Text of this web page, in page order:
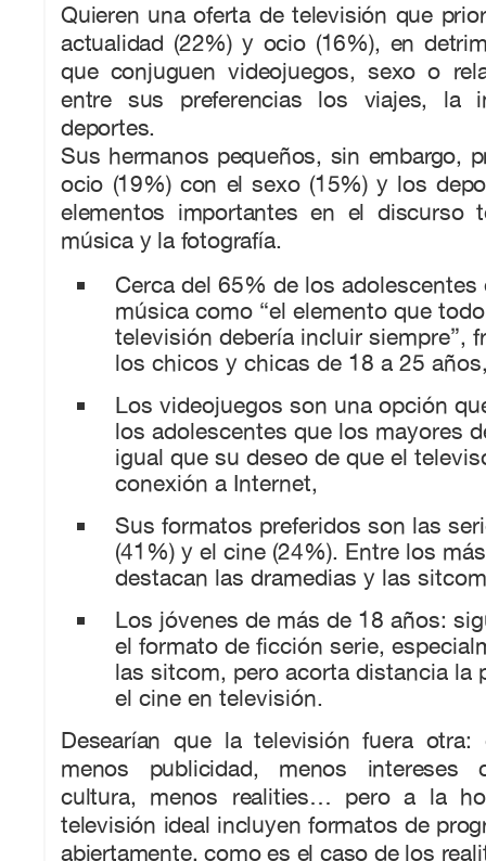
Quieren una oferta de televisión que
actualidad (22%) y ocio (16%), en
que conjuguen videojuegos, sexo o
entre sus preferencias los viajes, la
deportes.
Sus hermanos pequeños, sin embargo,
ocio (19%) con el sexo (15%) y los
elementos importantes en el discurso
música y la fotografía.
Cerca del 65% de los adolescentes
música como “el elemento que
televisión debería incluir siempre”,
los chicos y chicas de 18 a 25
Los videojuegos son una opción
los adolescentes que los mayores
igual que su deseo de que el
conexión a Internet,
Sus formatos preferidos son las
(41%) y el cine (24%). Entre los
destacan las dramedias y las
Los jóvenes de más de 18 años:
el formato de ficción serie,
las sitcom, pero acorta distancia la
el cine en televisión.
Desearían que la televisión fuera otra:
menos publicidad, menos intereses
cultura, menos realities… pero a la
televisión ideal incluyen formatos de
abiertamente, como es el caso de los